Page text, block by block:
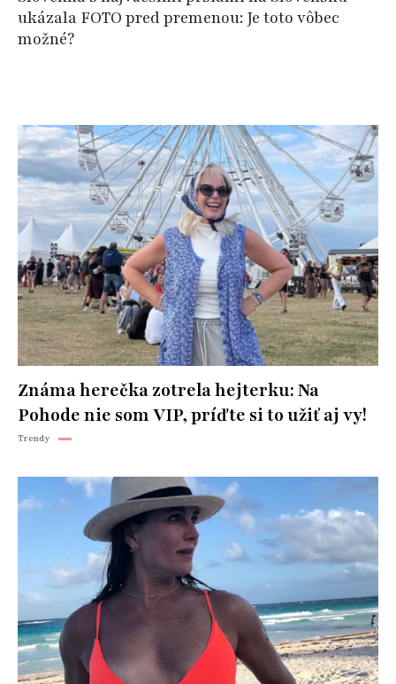
ukázala FOTO pred premenou: Je toto vôbec
možné?
Známa herečka zotrela hejterku: Na
Pohode nie som VIP, príďte si to užiť aj vy!
Trendy